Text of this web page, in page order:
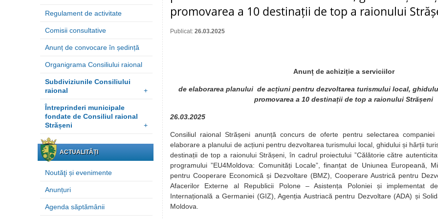
Regulament de activitate
Comisii consultative
Anunț de convocare în ședință
Organigrama Consiliului raional
Subdiviziunile Consiliului
raional
+
Întreprinderi municipale
fondate de Consiliul raional
Strășeni
+
ACTUALITĂȚI
Noutăţi și evenimente
Anunțuri
Agenda săptămânii
promovarea a 10 destinații de top a raionului
Publicat: 26.03.2025
Anunț de achiziție a serviciilor
de elaborarea planului de acțiuni pentru dezvoltarea turismului local,
promovarea a 10 destinații de top a raionului Strășeni
26.03.2025
Consiliul raional Strășeni anunță concurs de oferte pentru selectarea
elaborare a planului de acțiuni pentru dezvoltarea turismului local, ghidului și hărții
destinații de top a raionului Strășeni, în cadrul proiectului ”Călătorie către
programului ”EU4Moldova: Comunități Locale”, finanțat de Uniunea Europeană,
pentru Cooperare Economică și Dezvoltare (BMZ), Cooperare Austrică pentru
Afacerilor Externe al Republicii Polone – Asistența Poloniei și implementat
Internațională a Germaniei (GIZ), Agenția Austriacă pentru Dezvoltare (ADA) și
Moldova.